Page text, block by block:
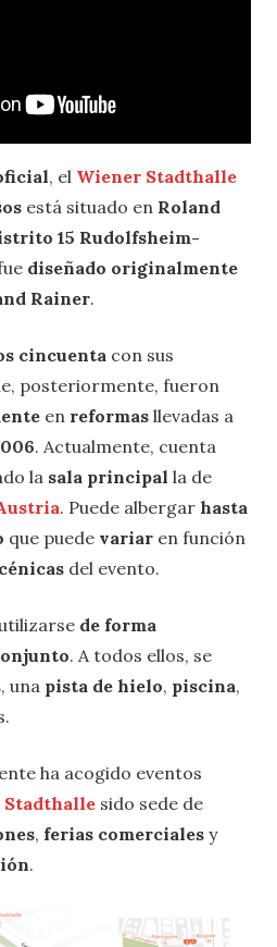
, el Wiener Stadthalle
está situado en Roland
15 Rudolfsheim-
diseñado originalmente
Rainer.
cincuenta con sus
posteriormente, fueron
en reformas llevadas a
. Actualmente, cuenta
la sala principal la de
. Puede albergar hasta
que puede variar en función
del evento.
de forma
. A todos ellos, se
, una pista de hielo, piscina,
ha acogido eventos
Stadthalle sido sede de
, ferias comerciales y
.